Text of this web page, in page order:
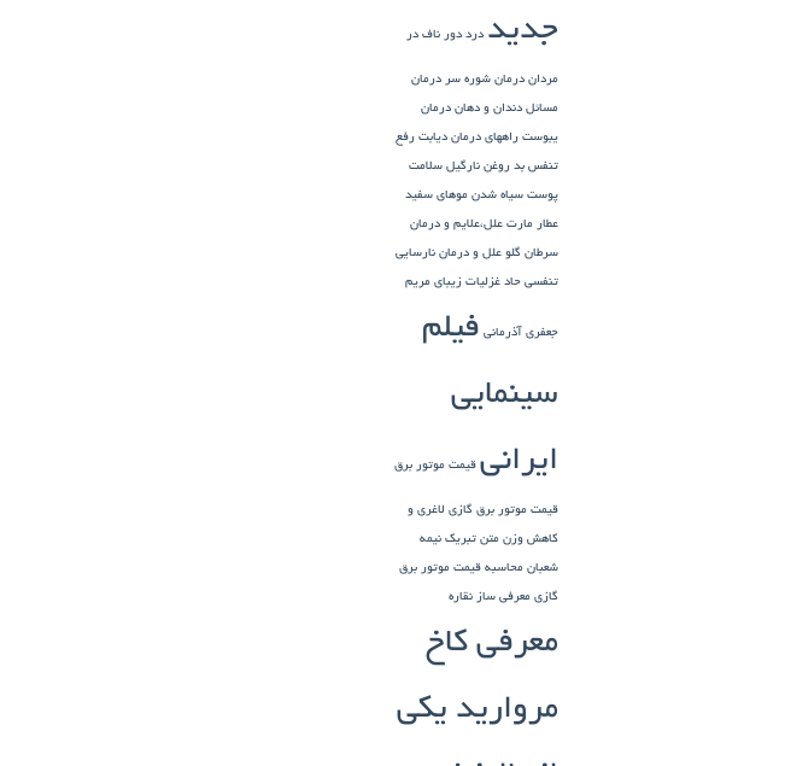
جدید درد دور ناف در
مردان درمان شوره سر درمان
مسائل دندان و دهان درمان
یبوست راههای درمان دیابت رفع
تنفس بد روغن نارگیل سلامت
پوست سیاه شدن موهای سفید
عطار مارت علل،علایم و درمان
سرطان گلو علل و درمان نارسایی
تنفسی حاد غزلیات زیبای مریم
جعفری آذرمانی فیلم
سینمایی
ایرانی قیمت موتور برق
قیمت موتور برق گازی لاغری و
کاهش وزن متن تبریک نیمه
شعبان محاسبه قیمت موتور برق
گازی معرفی ساز نقاره
معرفی کاخ
مروارید یکی